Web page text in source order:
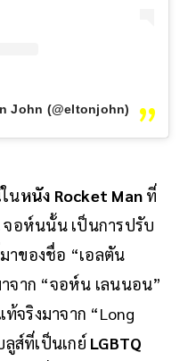
John (@eltonjohn)
นหนัง Rocket Man ที่
จอห์นนั้น เป็นการปรับ
ของชื่อ “เอลตัน
จาก “จอห์น เลนนอน”
จริงมาจาก “Long
ส์ที่เป็นเกย์ LGBTQ